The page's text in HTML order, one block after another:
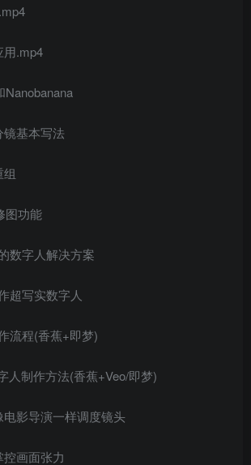
用.mp4
Nanobanana
基本写法
图功能
数字人解决方案
超写实数字人
流程(香蕉+即梦)
人制作方法(香蕉+Veo/即梦)
影导演一样调度镜头
画面张力